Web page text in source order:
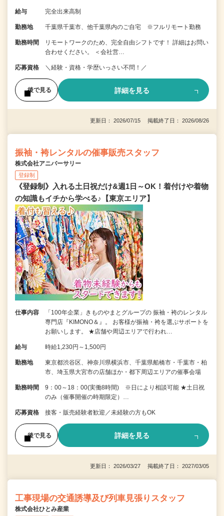
給与 完全出来高制
勤務地 千葉県千葉市、他千葉県内のご自宅 ※フルリモート勤務
勤務時間
リモートワークのため、完全自由シフトです！ 詳細はお問い
合わせください。 ＜会社営…
応募資格 ＼経験・資格・学歴いっさい不問！／
後で見る 詳細を見る
更新日： 2026/07/15 掲載終了日： 2026/08/26
振袖・袴レンタルの催事販売スタッフ
株式会社アニバーサリー
登録制
《登録制》入れる土日祝だけ&週1日～OK！着付けや着物
の知識もイチから学べる♪【東京エリア】
仕事内容
「100年企業」きものやまとグループの 振袖・袴のレンタル
専門店『KIMONO＆』。 お客様が振袖・袴を選ぶサポートを
お願いします。 ★店舗や周辺エリアで行われ…
給与 時給1,230円～1,500円
勤務地
東京都渋谷区、神奈川県横浜市、千葉県船橋市・千葉市・柏
市、埼玉県大宮市の店舗ほか・都下周辺エリアの催事会場
勤務時間
9：00～18：00(実働8時間) ※日により相談可能 ★土日祝
のみ（催事開催の時期限定）…
応募資格 接客・販売経験者歓迎／未経験の方もOK
後で見る 詳細を見る
更新日： 2026/03/27 掲載終了日： 2027/03/05
工事現場の交通誘導及び列車見張りスタッフ
株式会社ひとみ産業